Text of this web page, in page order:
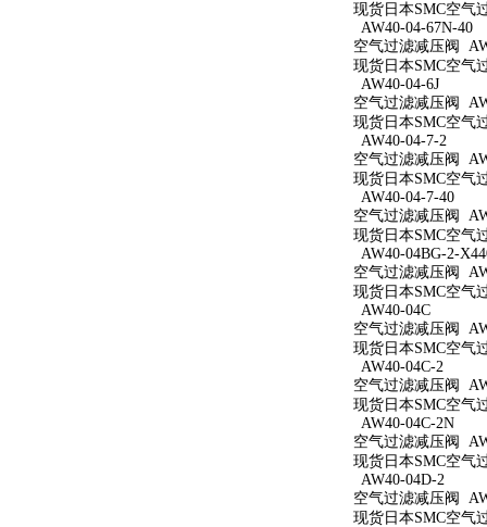
现货日本SMC空气
AW40-04-67N-40
空气过滤减压阀
现货日本SMC空气
AW40-04-6J
空气过滤减压阀
现货日本SMC空气
AW40-04-7-2
空气过滤减压阀
现货日本SMC空气
AW40-04-7-40
空气过滤减压阀
现货日本SMC空气
AW40-04BG-2-
空气过滤减压阀
现货日本SMC空气
AW40-04C
空气过滤减压阀
现货日本SMC空气
AW40-04C-2
空气过滤减压阀
现货日本SMC空气
AW40-04C-2N
空气过滤减压阀
现货日本SMC空气
AW40-04D-2
空气过滤减压阀
现货日本SMC空气